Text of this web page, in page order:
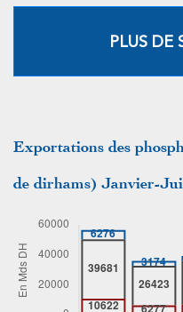
PLUS DE
Exportations des
de dirhams) Janvier-